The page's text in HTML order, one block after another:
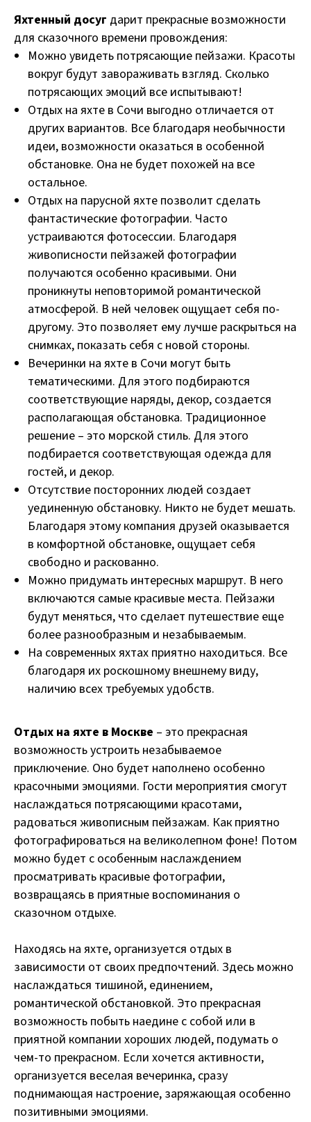
Яхтенный досуг дарит прекрасные возможности
для сказочного времени провождения:
Можно увидеть потрясающие пейзажи. Красоты
вокруг будут завораживать взгляд. Сколько
потрясающих эмоций все испытывают!
Отдых на яхте в Сочи выгодно отличается от
других вариантов. Все благодаря необычности
идеи, возможности оказаться в особенной
обстановке. Она не будет похожей на все
остальное.
Отдых на парусной яхте позволит сделать
фантастические фотографии. Часто
устраиваются фотосессии. Благодаря
живописности пейзажей фотографии
получаются особенно красивыми. Они
проникнуты неповторимой романтической
атмосферой. В ней человек ощущает себя по-
другому. Это позволяет ему лучше раскрыться на
снимках, показать себя с новой стороны.
Вечеринки на яхте в Сочи могут быть
тематическими. Для этого подбираются
соответствующие наряды, декор, создается
располагающая обстановка. Традиционное
решение – это морской стиль. Для этого
подбирается соответствующая одежда для
гостей, и декор.
Отсутствие посторонних людей создает
уединенную обстановку. Никто не будет мешать.
Благодаря этому компания друзей оказывается
в комфортной обстановке, ощущает себя
свободно и раскованно.
Можно придумать интересных маршрут. В него
включаются самые красивые места. Пейзажи
будут меняться, что сделает путешествие еще
более разнообразным и незабываемым.
На современных яхтах приятно находиться. Все
благодаря их роскошному внешнему виду,
наличию всех требуемых удобств.
Отдых на яхте в Москве – это прекрасная
возможность устроить незабываемое
приключение. Оно будет наполнено особенно
красочными эмоциями. Гости мероприятия смогут
наслаждаться потрясающими красотами,
радоваться живописным пейзажам. Как приятно
фотографироваться на великолепном фоне! Потом
можно будет с особенным наслаждением
просматривать красивые фотографии,
возвращаясь в приятные воспоминания о
сказочном отдыхе.
Находясь на яхте, организуется отдых в
зависимости от своих предпочтений. Здесь можно
наслаждаться тишиной, единением,
романтической обстановкой. Это прекрасная
возможность побыть наедине с собой или в
приятной компании хороших людей, подумать о
чем-то прекрасном. Если хочется активности,
организуется веселая вечеринка, сразу
поднимающая настроение, заряжающая особенно
позитивными эмоциями.